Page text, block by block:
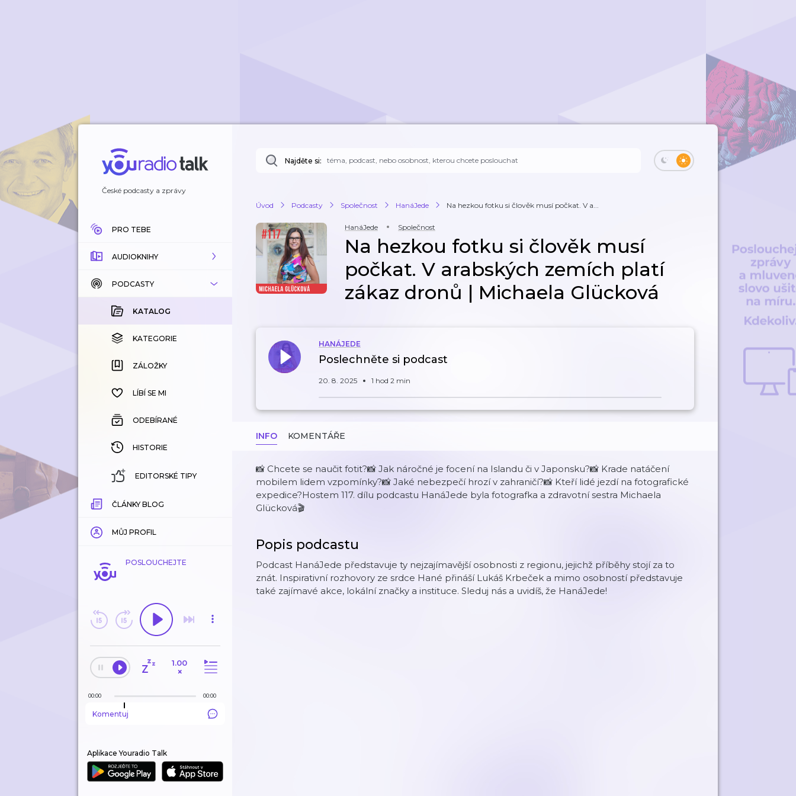
České podcasty a zprávy
PRO TEBE
AUDIOKNIHY
KATALOG
KOUPENÉ
KATEGORIE
ZÁLOŽKY
HISTORIE
PODCASTY
KATALOG
KATEGORIE
ZÁLOŽKY
LÍBÍ SE MI
ODEBÍRANÉ
HISTORIE
EDITORSKÉ TIPY
ČLÁNKY BLOG
MŮJ PROFIL
POSLOUCHEJTE
1.00
×
00:00 00:00
Komentuj
Aplikace Youradio Talk
Najděte si:
Úvod Podcasty Společnost HanáJede Na hezkou fotku si člověk musí počkat. V a...
HanáJede Společnost
Na hezkou fotku si člověk musí
počkat. V arabských zemích platí
zákaz dronů | Michaela Glücková
HANÁJEDE
Poslechněte si podcast
20. 8. 2025 1 hod 2 min
INFO KOMENTÁŘE
📸 Chcete se naučit fotit?📸 Jak náročné je focení na Islandu či v Japonsku?📸 Krade natáčení
mobilem lidem vzpomínky?📸 Jaké nebezpečí hrozí v zahraničí?📸 Kteří lidé jezdí na fotografické
expedice?Hostem 117. dílu podcastu HanáJede byla fotografka a zdravotní sestra Michaela
Glücková🎬
Popis podcastu
Podcast HanáJede představuje ty nejzajímavější osobnosti z regionu, jejichž příběhy stojí za to
znát. Inspirativní rozhovory ze srdce Hané přináší Lukáš Krbeček a mimo osobností představuje
také zajímavé akce, lokální značky a instituce. Sleduj nás a uvidíš, že HanáJede!